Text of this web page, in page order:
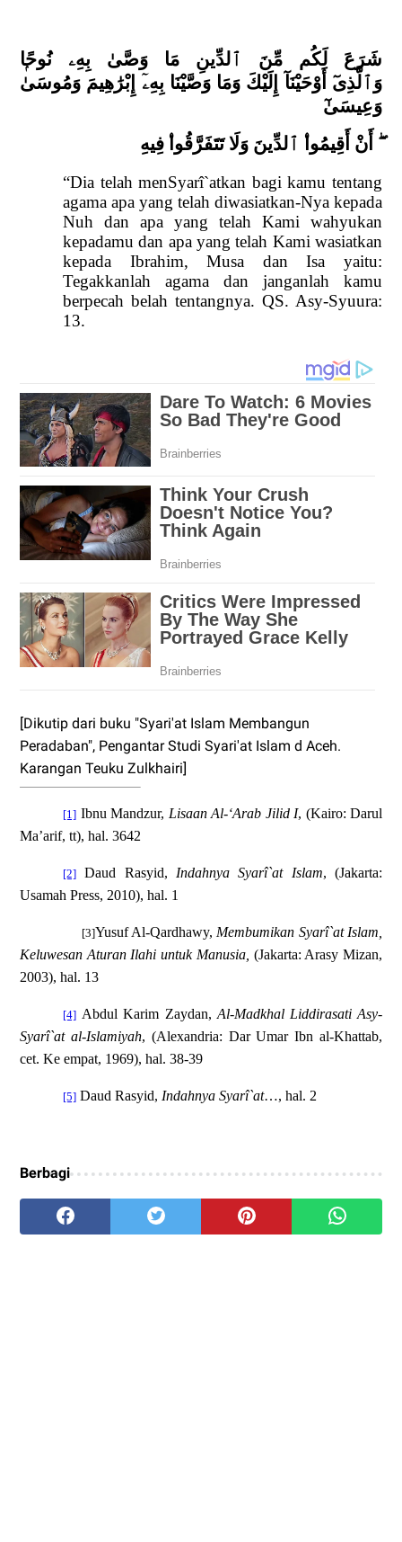
شَرَعَ لَكُم مِّنَ ٱلدِّينِ مَا وَصَّىٰ بِهِۦ نُوحًا
وَٱلَّذِى أَوْحَيْنَآ إِلَيْكَ وَمَا وَصَّيْنَا بِهِۦٓ إِبْرَٰهِيمَ وَمُوسَىٰ
وَعِيسَىٰ
أَنْ أَقِيمُوا ٱلدِّينَ وَلَا تَتَفَرَّقُوا فِيهِ
“Dia telah menSyarî`atkan bagi kamu tentang
agama apa yang telah diwasiatkan-Nya kepada
Nuh dan apa yang telah Kami wahyukan
kepadamu dan apa yang telah Kami wasiatkan
kepada Ibrahim, Musa dan Isa yaitu:
Tegakkanlah agama dan janganlah kamu
berpecah belah tentangnya. QS. Asy-Syuura:
13.
[Dikutip dari buku "Syari'at Islam Membangun
Peradaban", Pengantar Studi Syari'at Islam d Aceh.
Karangan Teuku Zulkhairi]
[1] Ibnu Mandzur, Lisaan Al-‘Arab Jilid I, (Kairo: Darul
Ma’arif, tt), hal. 3642
[2] Daud Rasyid, Indahnya Syarî`at Islam, (Jakarta:
Usamah Press, 2010), hal. 1
[3]Yusuf Al-Qardhawy, Membumikan Syarî`at Islam,
Keluwesan Aturan Ilahi untuk Manusia, (Jakarta: Arasy Mizan,
2003), hal. 13
[4] Abdul Karim Zaydan, Al-Madkhal Liddirasati Asy-
Syarî`at al-Islamiyah, (Alexandria: Dar Umar Ibn al-Khattab,
cet. Ke empat, 1969), hal. 38-39
[5] Daud Rasyid, Indahnya Syarî`at…, hal. 2
Berbagi